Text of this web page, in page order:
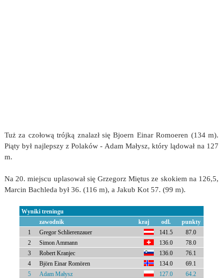
Tuż za czołową trójką znalazł się Bjoern Einar Romoeren (134 m).
Piąty był najlepszy z Polaków - Adam Małysz, który lądował na 127
m.
Na 20. miejscu uplasował się Grzegorz Miętus ze skokiem na 126,5,
Marcin Bachleda był 36. (116 m), a Jakub Kot 57. (99 m).
Wyniki treningu
zawodnik
kraj odl.
punkty
1
Gregor Schlierenzauer 141.5
87.0
2
Simon Ammann 136.0
78.0
3
Robert Kranjec 136.0
76.1
4
Björn Einar Romören 134.0
69.1
5
Adam Małysz 127.0
64.2